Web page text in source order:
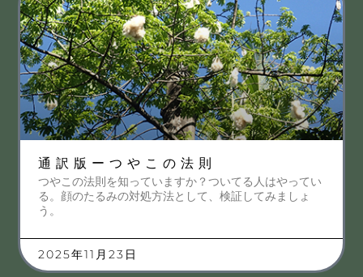
通訳版ーつやこの法則
つやこの法則を知っていますか？ついてる人はやってい
る。顔のたるみの対処方法として、検証してみましょ
う。
2025年11月23日